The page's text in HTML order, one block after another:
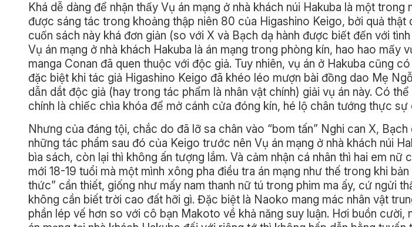
Khá dễ dàng để nhận thấy Vụ án mạng ở nhà khách núi Hakuba là một trong
được sáng tác trong khoảng thập niên 80 của Higashino Keigo, bởi quả thật
cuốn sách này khá đơn giản (so với X và Bạch dạ hành được biết đến với
Vụ án mạng ở nhà khách Hakuba là án mạng trong phòng kín, hao hao mấy
manga Conan đã quen thuộc với độc giả. Tuy nhiên, vụ án ở Hakuba cũng
đặc biệt khi tác giả Higashino Keigo đã khéo léo mượn bài đồng dao Mẹ
dẫn dắt độc giả (hay trong tác phẩm là nhân vật chính) giải vụ án này. Có
chính là chiếc chìa khóa để mở cánh cửa đóng kín, hé lộ chân tướng thực sự
Nhưng của đáng tội, chắc do đã lỡ sa chân vào “bom tấn” Nghi can X,
những tác phẩm sau đó của Keigo trước nên Vụ án mạng ở nhà khách núi
bìa sách, còn lại thì không ấn tượng lắm. Và cảm nhận cá nhân thì hai em nữ
mới 18-19 tuổi mà một mình xông pha điều tra án mạng như thế trong khi
thức” cần thiết, giống như mấy nam thanh nữ tú trong phim ma ấy, cứ ngửi
không cần biết trời cao đất hỡi gì. Đặc biệt là Naoko mang mác nhân vật
phần lép vế hơn so với cô bạn Makoto về khả năng suy luận. Hơi buồn cười,